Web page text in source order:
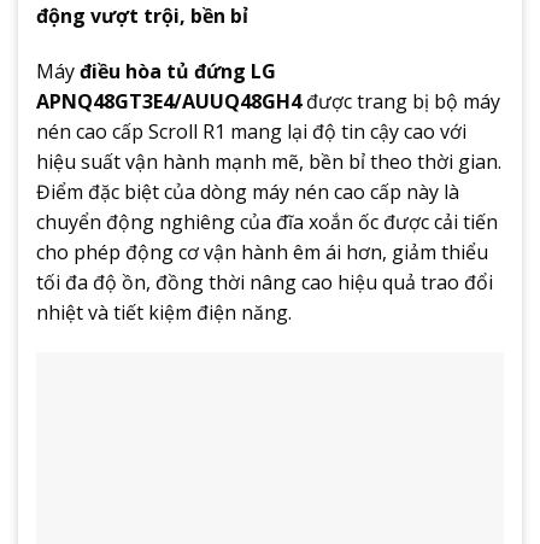
động vượt trội, bền bỉ
Máyđiều hòa tủ đứng LG
APNQ48GT3E4/AUUQ48GH4được trang bị bộ máy
nén cao cấp Scroll R1 mang lại độ tin cậy cao với
hiệu suất vận hành mạnh mẽ, bền bỉ theo thời gian.
Điểm đặc biệt của dòng máy nén cao cấp này là
chuyển động nghiêng của đĩa xoắn ốc được cải tiến
cho phép động cơ vận hành êm ái hơn, giảm thiểu
tối đa độ ồn, đồng thời nâng cao hiệu quả trao đổi
nhiệt và tiết kiệm điện năng.